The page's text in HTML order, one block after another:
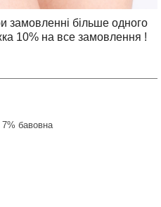
більше одного
10% на все замовлення !
бавовна